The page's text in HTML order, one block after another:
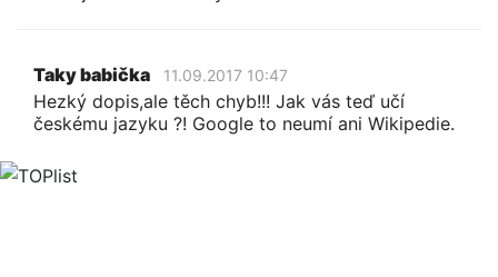
Taky babička 11.09.2017 10:47
Hezký dopis,ale těch chyb!!! Jak vás teď učí
českému jazyku ?! Google to neumí ani Wikipedie.